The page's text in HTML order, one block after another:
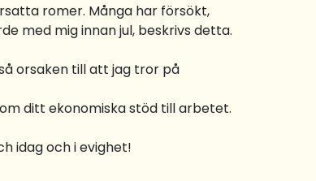
romer. Många har försökt,
med mig innan jul, beskrivs detta.
orsaken till att jag tror på
ditt ekonomiska stöd till arbetet.
idag och i evighet!